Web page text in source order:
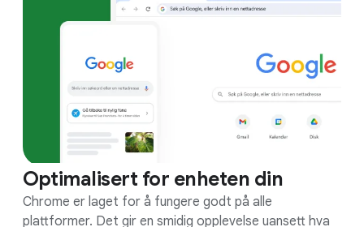
Optimalisert for enheten din
Chrome er laget for å fungere godt på alle
plattformer. Det gir en smidig opplevelse uansett hva